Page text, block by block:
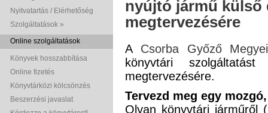
Nyitvatartás / Elérhetőség
Szolgáltatások »
Online szolgáltatások
Könyvek hosszabbítása
Online fizetés
Könyvtárközi kölcsönzés
Beszerzési javaslat
nyújtó jármű külső
megtervezésére
A Csorba Győző
könyvtári
megtervezésére.
Tervezd meg egy
Olyan könyvtári járműről